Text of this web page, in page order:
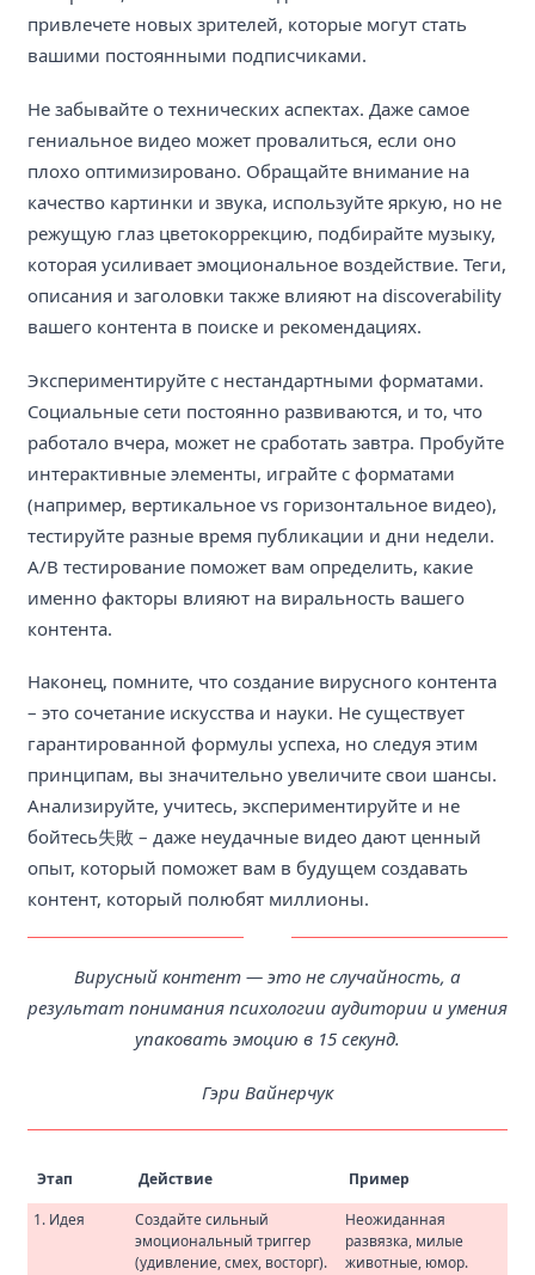
привлечете новых зрителей, которые могут стать
вашими постоянными подписчиками.
Не забывайте о технических аспектах. Даже самое
гениальное видео может провалиться, если оно
плохо оптимизировано. Обращайте внимание на
качество картинки и звука, используйте яркую, но не
режущую глаз цветокоррекцию, подбирайте музыку,
которая усиливает эмоциональное воздействие. Теги,
описания и заголовки также влияют на discoverability
вашего контента в поиске и рекомендациях.
Экспериментируйте с нестандартными форматами.
Социальные сети постоянно развиваются, и то, что
работало вчера, может не сработать завтра. Пробуйте
интерактивные элементы, играйте с форматами
(например, вертикальное vs горизонтальное видео),
тестируйте разные время публикации и дни недели.
A/B тестирование поможет вам определить, какие
именно факторы влияют на виральность вашего
контента.
Наконец, помните, что создание вирусного контента
– это сочетание искусства и науки. Не существует
гарантированной формулы успеха, но следуя этим
принципам, вы значительно увеличите свои шансы.
Анализируйте, учитесь, экспериментируйте и не
бойтесь失敗 – даже неудачные видео дают ценный
опыт, который поможет вам в будущем создавать
контент, который полюбят миллионы.
Вирусный контент — это не случайность, а
результат понимания психологии аудитории и умения
упаковать эмоцию в 15 секунд.
Гэри Вайнерчук
Этап Действие
Пример
1. Идея
Создайте сильный
эмоциональный триггер
(удивление, смех, восторг).
Неожиданная
развязка, милые
животные, юмор.